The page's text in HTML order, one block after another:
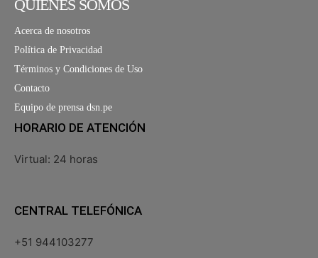
QUIÉNES SOMOS
Acerca de nosotros
Política de Privacidad
Términos y Condiciones de Uso
Contacto
Equipo de prensa dsn.pe
HORARIO DE ATENCIÓN
Virtual: 24 horas
CENTRAL TELEFÓNICA
+51 944103277